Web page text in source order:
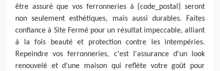
être assuré que vos ferronneries à {code_postal} seront
non seulement esthétiques, mais aussi durables. Faites
confiance à Site Fermé pour un résultat impeccable, alliant
à la fois beauté et protection contre les intempéries.
Repeindre vos ferronneries, c'est l'assurance d'un look
renouvelé et d'une maison qui reflète votre goût pour